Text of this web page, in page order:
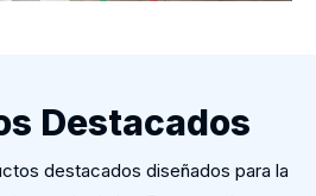
Destacados
destacados diseñados para la